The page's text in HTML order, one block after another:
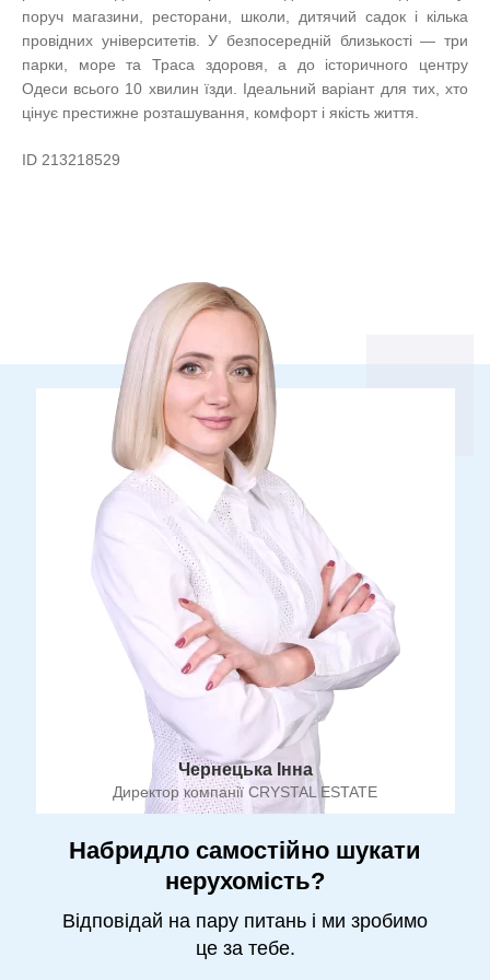
поруч магазини, ресторани, школи, дитячий садок і кілька
провідних університетів. У безпосередній близькості — три
парки, море та Траса здоровя, а до історичного центру
Одеси всього 10 хвилин їзди. Ідеальний варіант для тих, хто
цінує престижне розташування, комфорт і якість життя.
ID 213218529
Чернецька Інна
Директор компанії CRYSTAL ESTATE
Набридло самостійно шукати
нерухомість?
Відповідай на пару питань і ми зробимо
це за тебе.